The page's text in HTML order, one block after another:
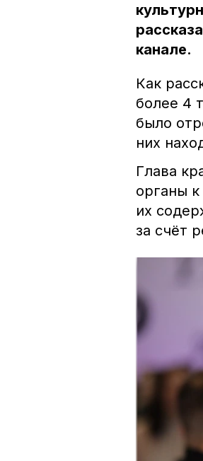
канале.
Как
более 4
было
них
Глава
органы
их
за счёт